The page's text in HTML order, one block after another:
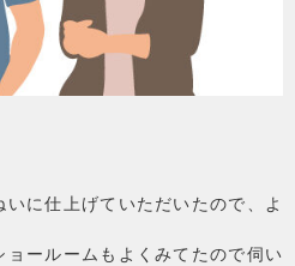
に仕上げていただいたので、よ
ールームもよくみてたので伺い